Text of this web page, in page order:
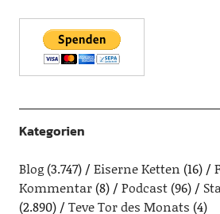
Kategorien
Blog(3.747) Eiserne Ketten (16)
Kommentar(8) Podcast(96)
(2.890)
Teve Tor des Monats (4)